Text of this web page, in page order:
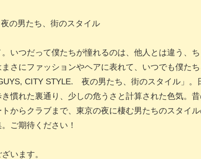
の男たち、街のスタイル
いつだって僕たちが憧れるのは、他人とは違う、
さにファッションやヘアに表れて、いつでも僕た
CITY STYLE. 夜の男たち、街のスタイル」
慣れた裏通り、少しの危うさと計算された色気。
からクラブまで、東京の夜に棲む男たちのスタイ
ご期待ください！
います。